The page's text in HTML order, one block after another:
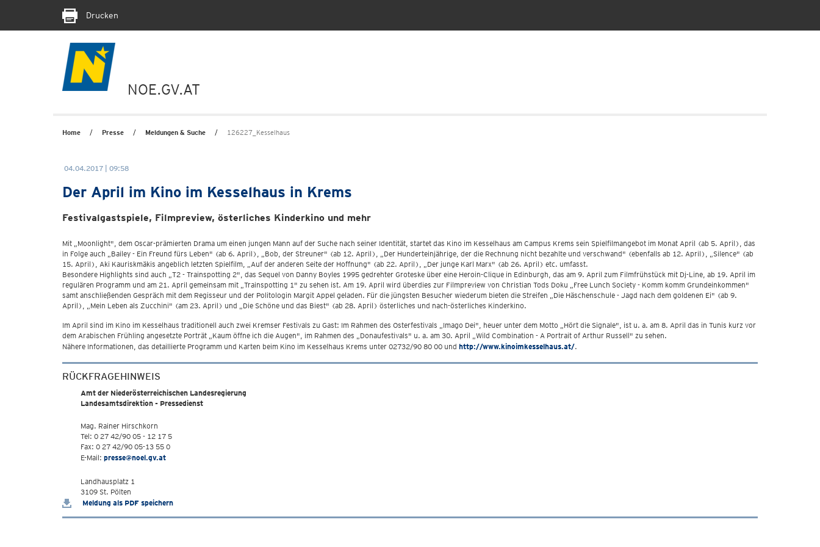
Drucken
NOE.GV.AT
Home Presse Meldungen & Suche 126227_Kesselhaus
04.04.2017 | 09:58
Der April im Kino im Kesselhaus in Krems
Festivalgastspiele, Filmpreview, österliches Kinderkino und mehr
Mit „Moonlight", dem Oscar-prämierten Drama um einen jungen Mann auf der Suche nach seiner Identität, startet das Kino im Kesselhaus am Campus Krems sein Spielfilmangebot im Monat April (ab 5. April), das
in Folge auch „Bailey - Ein Freund fürs Leben" (ab 6. April), „Bob, der Streuner" (ab 12. April), „Der Hunderteinjährige, der die Rechnung nicht bezahlte und verschwand" (ebenfalls ab 12. April), „Silence" (ab
15. April), Aki Kauriskmäkis angeblich letzten Spielfilm, „Auf der anderen Seite der Hoffnung" (ab 22. April), „Der junge Karl Marx" (ab 26. April) etc. umfasst.
Besondere Highlights sind auch „T2 - Trainspotting 2", das Sequel von Danny Boyles 1995 gedrehter Groteske über eine Heroin-Clique in Edinburgh, das am 9. April zum Filmfrühstück mit Dj-Line, ab 19. April im
regulären Programm und am 21. April gemeinsam mit „Trainspotting 1" zu sehen ist. Am 19. April wird überdies zur Filmpreview von Christian Tods Doku „Free Lunch Society - Komm komm Grundeinkommen"
samt anschließenden Gespräch mit dem Regisseur und der Politologin Margit Appel geladen. Für die jüngsten Besucher wiederum bieten die Streifen „Die Häschenschule - Jagd nach dem goldenen Ei" (ab 9.
April), „Mein Leben als Zucchini" (am 23. April) und „Die Schöne und das Biest" (ab 28. April) österliches und nach-österliches Kinderkino.
Im April sind im Kino im Kesselhaus traditionell auch zwei Kremser Festivals zu Gast: Im Rahmen des Osterfestivals „Imago Dei", heuer unter dem Motto „Hört die Signale", ist u. a. am 8. April das in Tunis kurz vor
dem Arabischen Frühling angesetzte Porträt „Kaum öffne ich die Augen", im Rahmen des „Donaufestivals" u. a. am 30. April „Wild Combination - A Portrait of Arthur Russell" zu sehen.
Nähere Informationen, das detaillierte Programm und Karten beim Kino im Kesselhaus Krems unter 02732/90 80 00 und http://www.kinoimkesselhaus.at/.
RÜCKFRAGEHINWEIS
Amt der Niederösterreichischen Landesregierung
Landesamtsdirektion - Pressedienst
Mag. Rainer Hirschkorn
Tel: 0 27 42/90 05 - 12 17 5
Fax: 0 27 42/90 05-13 55 0
E-Mail: presse@noel.gv.at
Landhausplatz 1
3109 St. Pölten
Meldung als PDF speichern